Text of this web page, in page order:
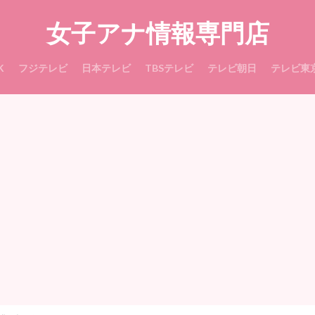
女子アナ情報専門店
フジテレビ 日本テレビ TBSテレビ テレビ朝日 テレビ東